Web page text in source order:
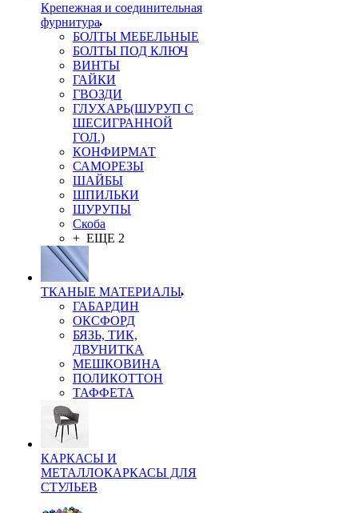
Крепежная и соединительная
фурнитура
БОЛТЫ МЕБЕЛЬНЫЕ
БОЛТЫ ПОД КЛЮЧ
ВИНТЫ
ГАЙКИ
ГВОЗДИ
ГЛУХАРЬ(ШУРУП С
ШЕСИГРАННОЙ
ГОЛ.)
КОНФИРМАТ
САМОРЕЗЫ
ШАЙБЫ
ШПИЛЬКИ
ШУРУПЫ
Скоба
+ ЕЩЕ 2
ТКАНЫЕ МАТЕРИАЛЫ
ГАБАРДИН
ОКСФОРД
БЯЗЬ, ТИК,
ДВУНИТКА
МЕШКОВИНА
ПОЛИКОТТОН
ТАФФЕТА
КАРКАСЫ И
МЕТАЛЛОКАРКАСЫ ДЛЯ
СТУЛЬЕВ